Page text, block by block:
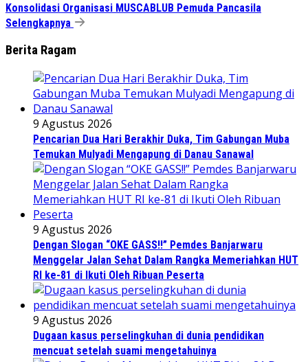
Konsolidasi Organisasi MUSCABLUB Pemuda Pancasila
Selengkapnya
Berita Ragam
9 Agustus 2026
Pencarian Dua Hari Berakhir Duka, Tim Gabungan Muba
Temukan Mulyadi Mengapung di Danau Sanawal
9 Agustus 2026
Dengan Slogan “OKE GASS!!” Pemdes Banjarwaru
Menggelar Jalan Sehat Dalam Rangka Memeriahkan HUT
RI ke-81 di Ikuti Oleh Ribuan Peserta
9 Agustus 2026
Dugaan kasus perselingkuhan di dunia pendidikan
mencuat setelah suami mengetahuinya